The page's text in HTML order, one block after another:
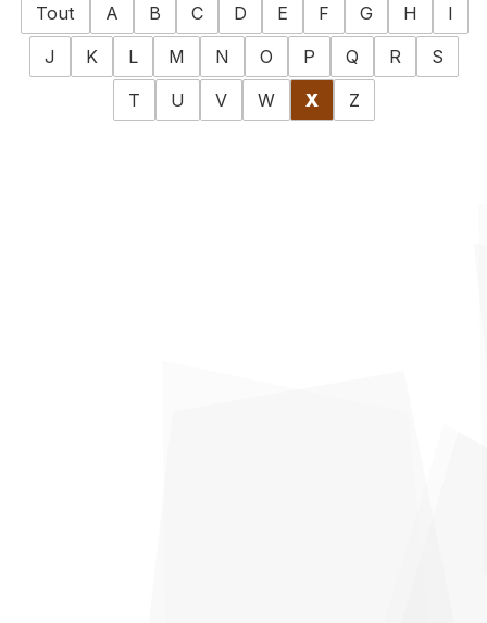
Tout A B C D E F G H
I
J
K L M N O P Q R
S
T
U V W X Z